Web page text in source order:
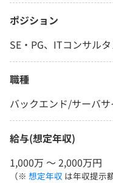
ポジション
SE・PG、ITコンサル
職種
バックエンド/サーバ
給与(想定年収)
1,000万 〜 2,000万円
（※ 想定年収 は年収提示